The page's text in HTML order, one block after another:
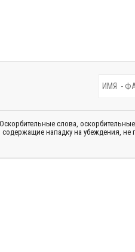
Оскорбительные слова,
нападку на убеждения, не